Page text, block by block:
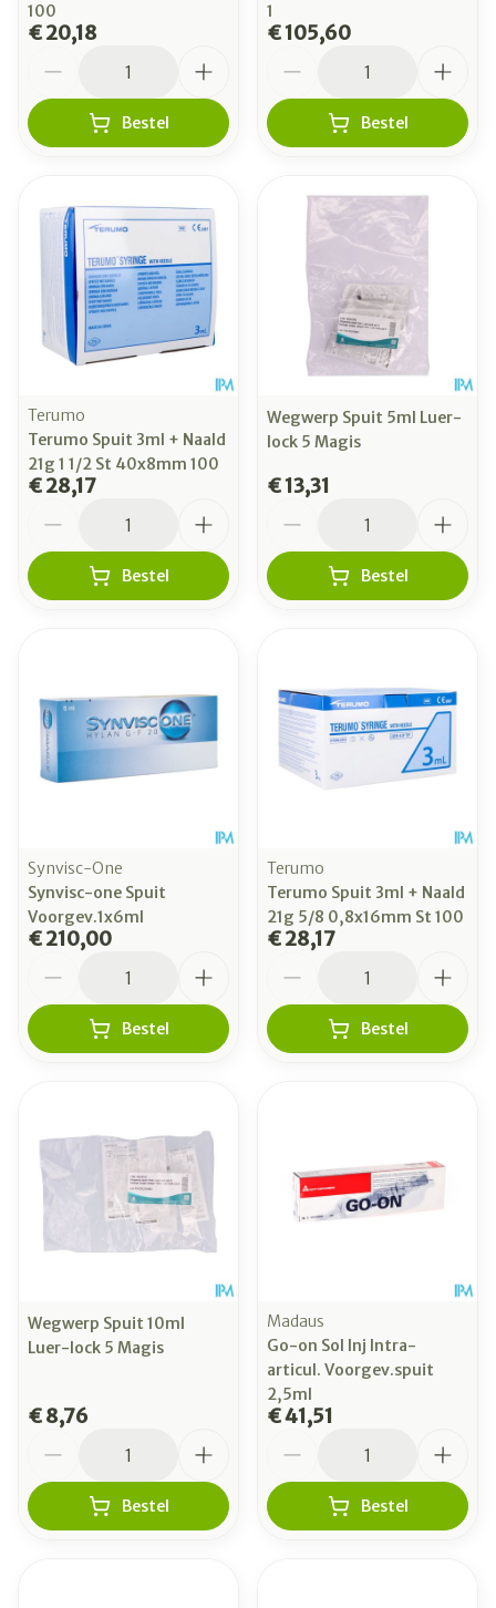
100
€ 20,18
Bestel
1
€ 105,60
Bestel
Terumo
Terumo Spuit 3ml + Naald
21g 1 1/2 St 40x8mm 100
€ 28,17
Bestel
Wegwerp Spuit 5ml Luer-
lock 5 Magis
€ 13,31
Bestel
Synvisc-One
Synvisc-one Spuit
Voorgev.1x6ml
€ 210,00
Bestel
Terumo
Terumo Spuit 3ml + Naald
21g 5/8 0,8x16mm St 100
€ 28,17
Bestel
Wegwerp Spuit 10ml
Luer-lock 5 Magis
€ 8,76
Bestel
Madaus
Go-on Sol Inj Intra-
articul. Voorgev.spuit
2,5ml
€ 41,51
Bestel